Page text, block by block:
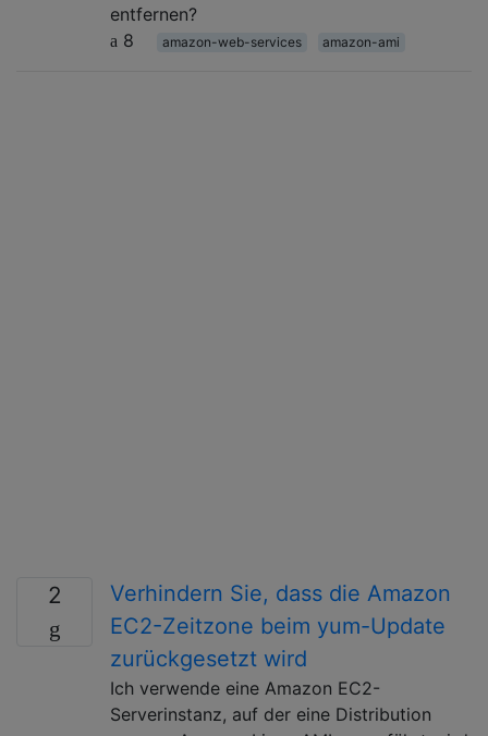
entfernen?
8
amazon-web-services amazon-ami
2
Verhindern Sie, dass die Amazon
EC2-Zeitzone beim yum-Update
zurückgesetzt wird
Ich verwende eine Amazon EC2-
Serverinstanz, auf der eine Distribution